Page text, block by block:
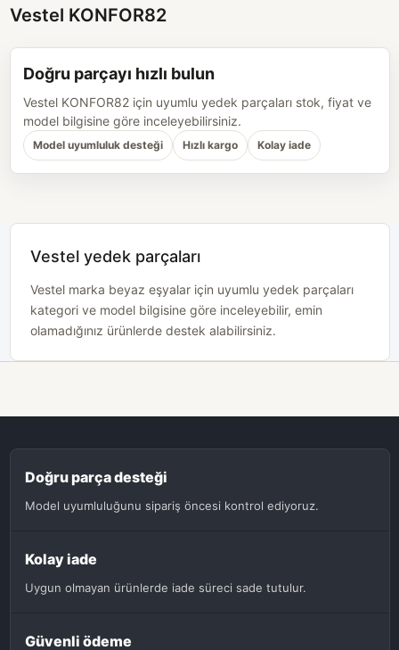
Vestel KONFOR82
Doğru parçayı hızlı bulun
Vestel KONFOR82 için uyumlu yedek parçaları stok, fiyat ve
model bilgisine göre inceleyebilirsiniz.
Model uyumluluk desteği Hızlı kargo Kolay iade
Vestel yedek parçaları
Vestel marka beyaz eşyalar için uyumlu yedek parçaları
kategori ve model bilgisine göre inceleyebilir, emin
olamadığınız ürünlerde destek alabilirsiniz.
Doğru parça desteği
Model uyumluluğunu sipariş öncesi kontrol ediyoruz.
Kolay iade
Uygun olmayan ürünlerde iade süreci sade tutulur.
Güvenli ödeme